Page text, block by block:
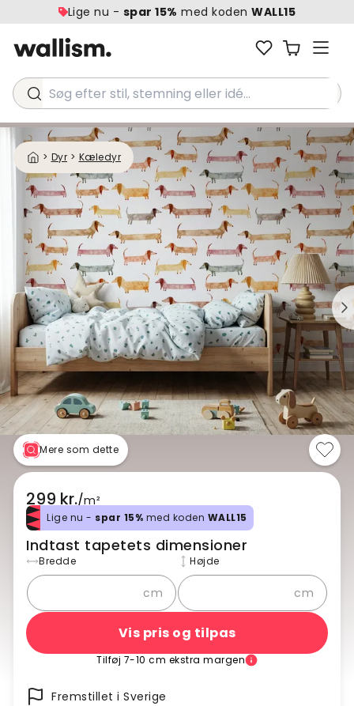
Lige nu - spar 15% med kodenWALL15
Søg efter stil, stemning eller idé...
> Dyr > Kæledyr
Mere som dette
299 kr./m²
Lige nu - spar 15% med koden WALL15
Indtast tapetets dimensioner
Bredde
cm
Højde
cm
Vis pris og tilpas
Tilføj 7-10 cm ekstra margen
Fremstillet i Sverige